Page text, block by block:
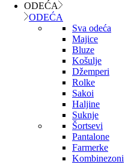
ODEĆA
ODEĆA
Sva odeća
Majice
Bluze
Košulje
Džemperi
Rolke
Sakoi
Haljine
Suknje
Šortsevi
Pantalone
Farmerke
Kombinezoni